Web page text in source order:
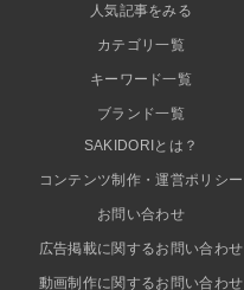
人気記事をみる
カテゴリ一覧
キーワード一覧
ブランド一覧
SAKIDORIとは？
コンテンツ制作・運営ポリシー
お問い合わせ
広告掲載に関するお問い合わせ
動画制作に関するお問い合わせ